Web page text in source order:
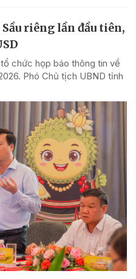
riêng lần đầu tiên,
chức họp báo thông tin về
Phó Chủ tịch UBND tỉnh